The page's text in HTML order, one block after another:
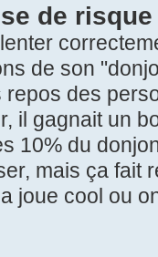
de risque
de son
des
il gagnait un
10% du
mais ça fait
joue cool ou